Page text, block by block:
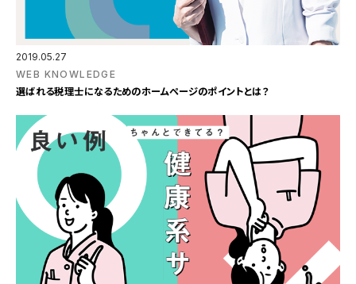
2019.05.27
WEB KNOWLEDGE
選ばれる税理士になるためのホームページのポイントとは？